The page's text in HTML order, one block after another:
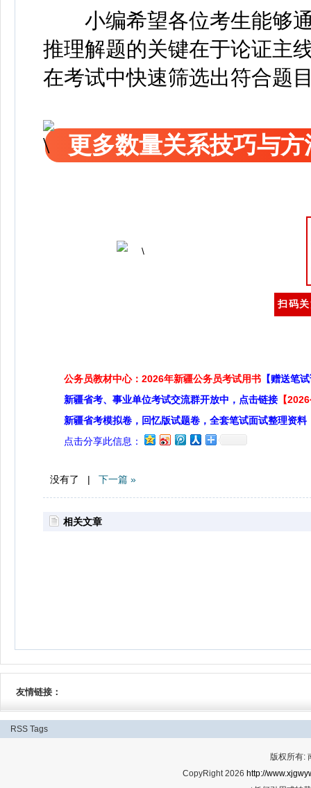
小编希望各位考生能够通
推理解题的关键在于论证主
在考试中快速筛选出符合题
更多数量关系技巧与
扫码
公务员教材中心：2026年新疆公务员考试用书 【赠送笔
新疆省考、事业单位考试交流群开放中，点击链接 【
新疆省考模拟卷，回忆版试题卷，全套笔试面试整理资料
点击分享此信息：
没有了 | 下一篇 »
相关文章
友情链接：
RSS Tags
版权所有:
CopyRight 2026 http://